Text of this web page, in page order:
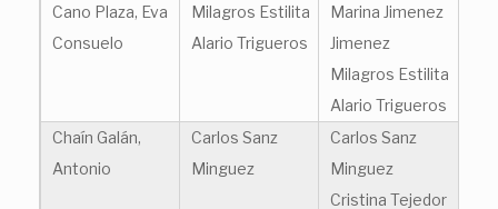
Cano Plaza, Eva
Consuelo
Milagros Estilita
Alario Trigueros
Marina Jimenez
Jimenez
Milagros Estilita
Alario Trigueros
Chaín Galán,
Antonio
Carlos Sanz
Minguez
Carlos Sanz
Minguez
Cristina Tejedor